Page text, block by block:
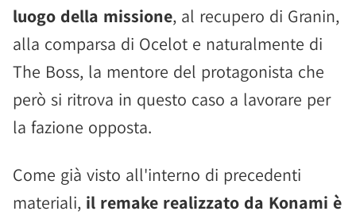
luogo della missione, al recupero di Granin,
alla comparsa di Ocelot e naturalmente di
The Boss, la mentore del protagonista che
però si ritrova in questo caso a lavorare per
la fazione opposta.
Come già visto all'interno di precedenti
materiali, il remake realizzato da Konami è